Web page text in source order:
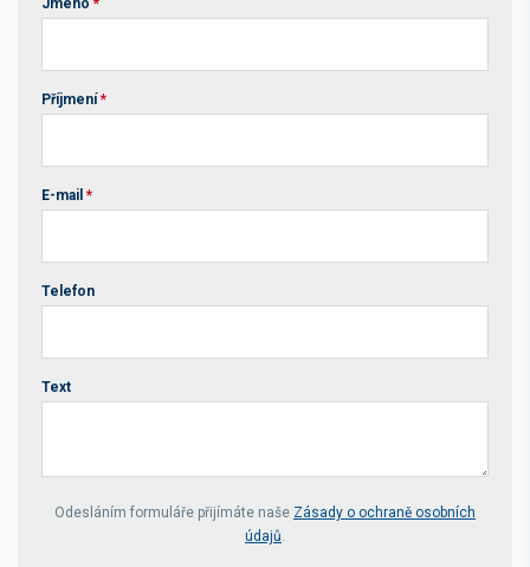
Jméno *
Příjmení *
E-mail *
Telefon
Text
Your website *
Odesláním formuláře přijímáte naše Zásady o ochraně osobních
údajů.